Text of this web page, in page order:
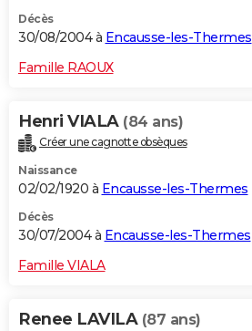
Décès
30/08/2004 à Encausse-les-Thermes
Famille RAOUX
Henri VIALA (84 ans)
Créer une cagnotte obsèques
Naissance
02/02/1920 à Encausse-les-Thermes
Décès
30/07/2004 à Encausse-les-Thermes
Famille VIALA
Renee LAVILA (87 ans)